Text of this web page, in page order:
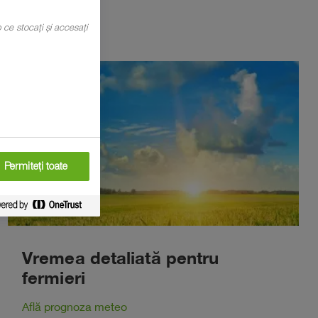
Vremea detaliată pentru
fermieri
Află prognoza meteo
ce stocați și accesați
Permiteți toate